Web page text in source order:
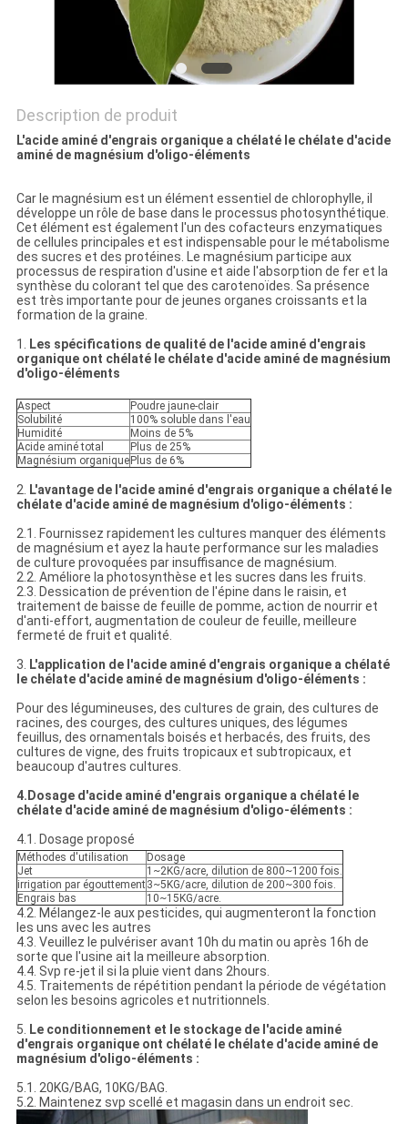
DU
SITE
POLITIQUE
DE
CONFIDENTIALITÉ
Description de produit
L'acide aminé d'engrais organique a chélaté le chélate d'acide
aminé de magnésium d'oligo-éléments
Car le magnésium est un élément essentiel de chlorophylle, il
développe un rôle de base dans le processus photosynthétique.
Cet élément est également l'un des cofacteurs enzymatiques
de cellules principales et est indispensable pour le métabolisme
des sucres et des protéines. Le magnésium participe aux
processus de respiration d'usine et aide l'absorption de fer et la
synthèse du colorant tel que des carotenoïdes. Sa présence
est très importante pour de jeunes organes croissants et la
formation de la graine.
1. Les spécifications de qualité de l'acide aminé d'engrais
organique ont chélaté le chélate d'acide aminé de magnésium
d'oligo-éléments
Aspect
Poudre jaune-clair
Solubilité
100% soluble dans l'eau
Humidité
Moins de 5%
Acide aminé total
Plus de 25%
Magnésium organique Plus de 6%
2. L'avantage de l'acide aminé d'engrais organique a chélaté le
chélate d'acide aminé de magnésium d'oligo-éléments :
2.1. Fournissez rapidement les cultures manquer des éléments
de magnésium et ayez la haute performance sur les maladies
de culture provoquées par insuffisance de magnésium.
2.2. Améliore la photosynthèse et les sucres dans les fruits.
2.3. Dessication de prévention de l'épine dans le raisin, et
traitement de baisse de feuille de pomme, action de nourrir et
d'anti-effort, augmentation de couleur de feuille, meilleure
fermeté de fruit et qualité.
3. L'application de l'acide aminé d'engrais organique a chélaté
le chélate d'acide aminé de magnésium d'oligo-éléments :
Pour des légumineuses, des cultures de grain, des cultures de
racines, des courges, des cultures uniques, des légumes
feuillus, des ornamentals boisés et herbacés, des fruits, des
cultures de vigne, des fruits tropicaux et subtropicaux, et
beaucoup d'autres cultures.
4.Dosage d'acide aminé d'engrais organique a chélaté le
chélate d'acide aminé de magnésium d'oligo-éléments :
4.1. Dosage proposé
Méthodes d'utilisation
Dosage
Jet
1~2KG/acre, dilution de 800~1200 fois.
irrigation par égouttement3~5KG/acre, dilution de 200~300 fois.
Engrais bas
10~15KG/acre.
4.2. Mélangez-le aux pesticides, qui augmenteront la fonction
les uns avec les autres
4.3. Veuillez le pulvériser avant 10h du matin ou après 16h de
sorte que l'usine ait la meilleure absorption.
4.4. Svp re-jet il si la pluie vient dans 2hours.
4.5. Traitements de répétition pendant la période de végétation
selon les besoins agricoles et nutritionnels.
5. Le conditionnement et le stockage de l'acide aminé
d'engrais organique ont chélaté le chélate d'acide aminé de
magnésium d'oligo-éléments :
5.1. 20KG/BAG, 10KG/BAG.
5.2. Maintenez svp scellé et magasin dans un endroit sec.